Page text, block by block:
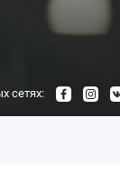
сетях: